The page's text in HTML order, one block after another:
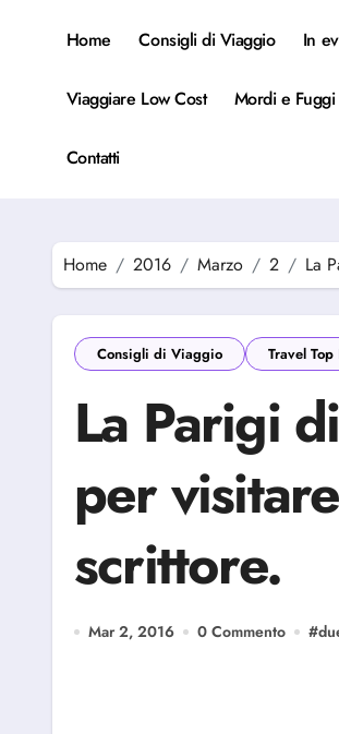
Home Consigli di Viaggio In
Viaggiare Low Cost Mordi e Fuggi
Contatti
Home 2016 Marzo 2 La
Consigli di Viaggio Travel Top
La Parigi
per
scrittore.
Mar 2, 2016 0 Commento #